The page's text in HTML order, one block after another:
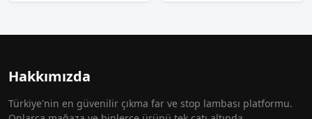
Hakkımızda
Türkiye'nin en güvenilir çıkma far ve stop lambası platformu.